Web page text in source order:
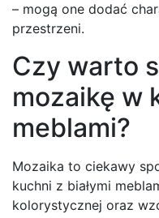
– mogą one dodać
przestrzeni.
Czy warto
mozaikę w
meblami?
Mozaika to ciekawy
kuchni z białymi
kolorystycznej oraz